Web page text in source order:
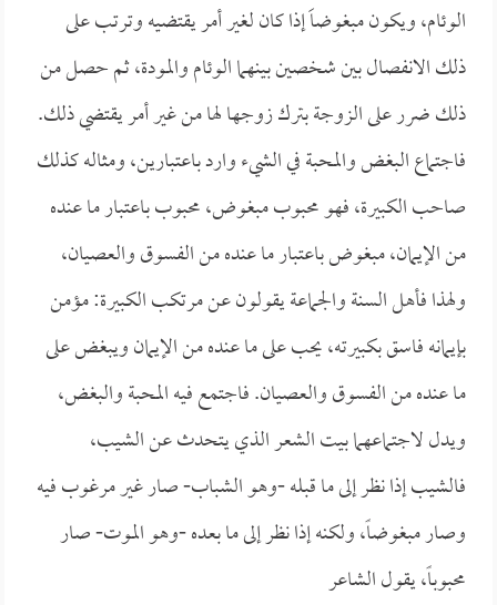
الوئام، ويكون مبغوضاَ إذا كان لغير أمر يقتضيه وترتب على
ذلك الانفصال بين شخصين بينهما الوئام والمودة، ثم حصل من
ذلك ضرر على الزوجة بترك زوجها لها من غير أمر يقتضي ذلك.
فاجتماع البغض والمحبة في الشيء وارد باعتبارين، ومثاله كذلك
صاحب الكبيرة، فهو محبوب مبغوض، محبوب باعتبار ما عنده
من الإيمان، مبغوض باعتبار ما عنده من الفسوق والعصيان،
ولهذا فأهل السنة والجماعة يقولون عن مرتكب الكبيرة: مؤمن
بإيمانه فاسق بكبيرته، يحب على ما عنده من الإيمان ويبغض على
ما عنده من الفسوق والعصيان. فاجتمع فيه المحبة والبغض،
ويدل لاجتماعهما بيت الشعر الذي يتحدث عن الشيب،
فالشيب إذا نظر إلى ما قبله -وهو الشباب- صار غير مرغوب فيه
وصار مبغوضاً، ولكنه إذا نظر إلى ما بعده -وهو الموت- صار
محبوباً، يقول الشاعر